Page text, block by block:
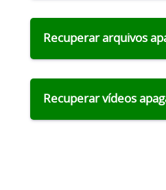
Recuperar arquivos
Recuperar vídeos